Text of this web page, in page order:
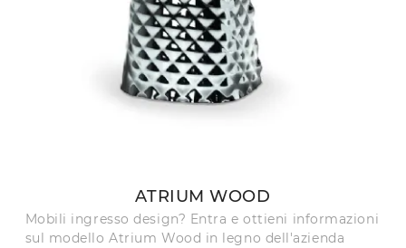
ATRIUM WOOD
Mobili ingresso design? Entra e ottieni informazioni
sul modello Atrium Wood in legno dell'azienda